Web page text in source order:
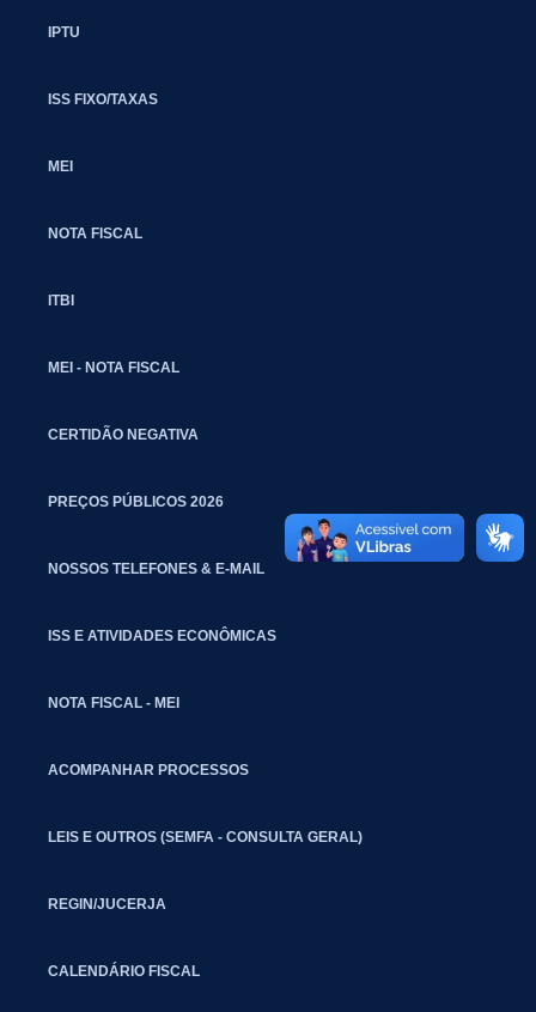
IPTU
ISS FIXO/TAXAS
MEI
NOTA FISCAL
ITBI
MEI - NOTA FISCAL
CERTIDÃO NEGATIVA
PREÇOS PÚBLICOS 2026
NOSSOS TELEFONES & E-MAIL
ISS E ATIVIDADES ECONÔMICAS
NOTA FISCAL - MEI
ACOMPANHAR PROCESSOS
LEIS E OUTROS (SEMFA - CONSULTA GERAL)
REGIN/JUCERJA
CALENDÁRIO FISCAL